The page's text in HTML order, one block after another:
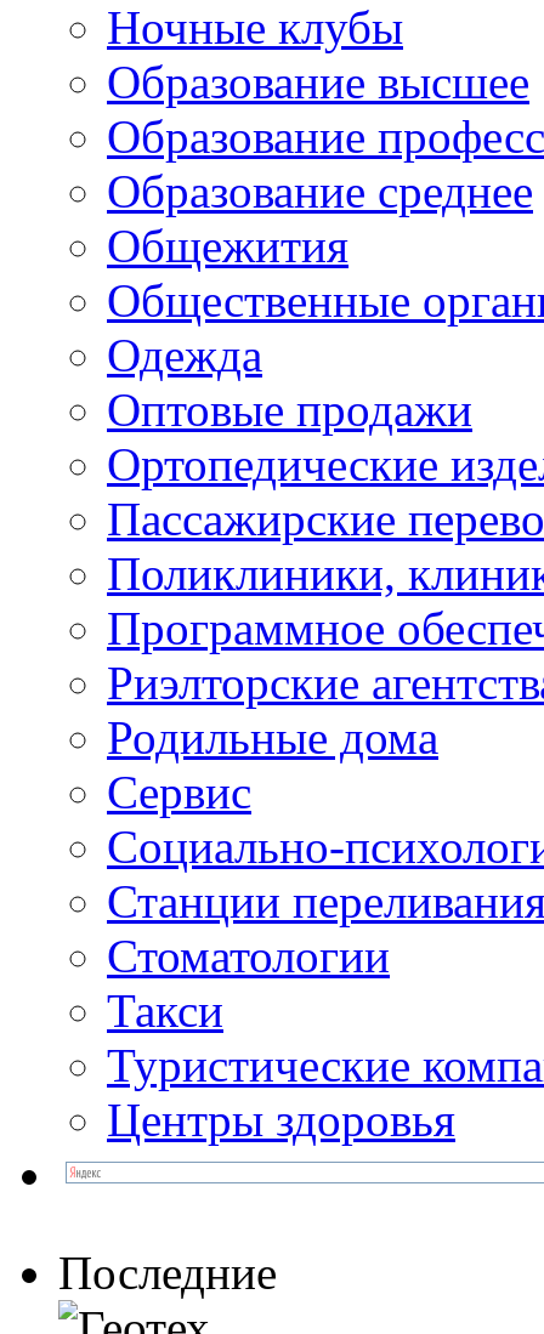
Ночные клубы
Образование высшее
Образование
Образование среднее
Общежития
Общественные
Одежда
Оптовые продажи
Ортопедические
Пассажирские
Поликлиники,
Программное
Риэлторские
Родильные дома
Сервис
Социально-
Станции
Стоматологии
Такси
Туристические
Центры здоровья
Последние